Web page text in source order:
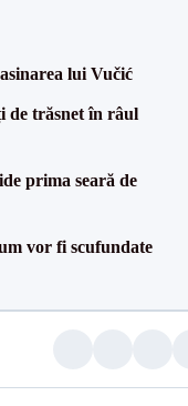
lui Vučić
de trăsnet în râul
prima seară de
vor fi scufundate